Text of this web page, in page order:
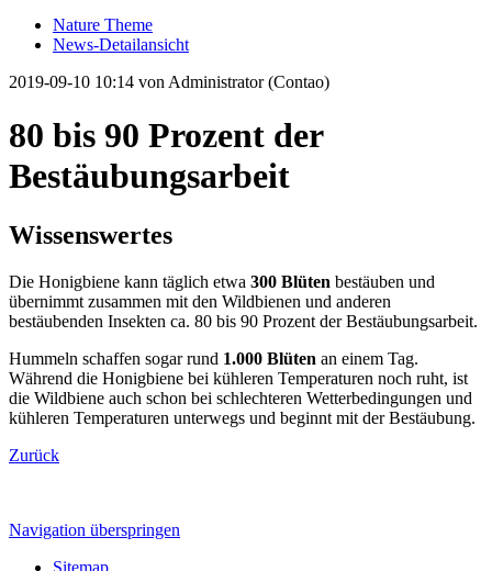
Nature Theme
News-Detailansicht
2019-09-10 10:14 von Administrator (Contao)
80 bis 90 Prozent der
Bestäubungsarbeit
Wissenswertes
Die Honigbiene kann täglich etwa 300 Blüten bestäuben und
übernimmt zusammen mit den Wildbienen und anderen
bestäubenden Insekten ca. 80 bis 90 Prozent der Bestäubungsarbeit.
Hummeln schaffen sogar rund 1.000 Blüten an einem Tag.
Während die Honigbiene bei kühleren Temperaturen noch ruht, ist
die Wildbiene auch schon bei schlechteren Wetterbedingungen und
kühleren Temperaturen unterwegs und beginnt mit der Bestäubung.
Zurück
Navigation überspringen
Sitemap